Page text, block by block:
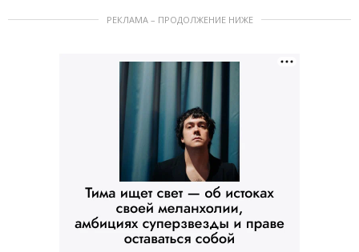
РЕКЛАМА – ПРОДОЛЖЕНИЕ НИЖЕ